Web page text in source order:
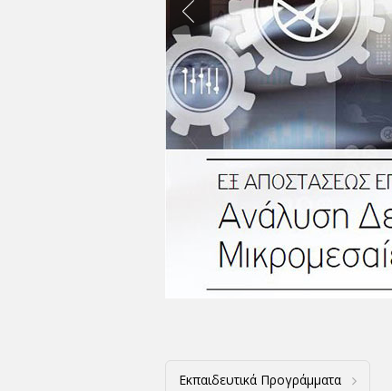
Εκπαιδευτικά Προγράμματα